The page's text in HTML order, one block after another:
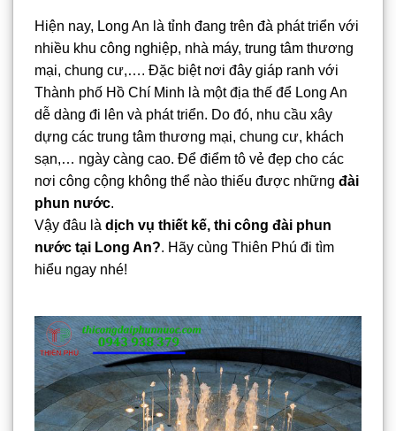
Hiện nay, Long An là tỉnh đang trên đà phát triển với
nhiều khu công nghiệp, nhà máy, trung tâm thương
mại, chung cư,…. Đặc biệt nơi đây giáp ranh với
Thành phố Hồ Chí Minh là một địa thế để Long An
dễ dàng đi lên và phát triển. Do đó, nhu cầu xây
dựng các trung tâm thương mại, chung cư, khách
sạn,… ngày càng cao. Để điểm tô vẻ đẹp cho các
nơi công cộng không thể nào thiếu được những đài
phun nước.
Vậy đâu là dịch vụ thiết kế, thi công đài phun
nước tại Long An?. Hãy cùng Thiên Phú đi tìm
hiểu ngay nhé!